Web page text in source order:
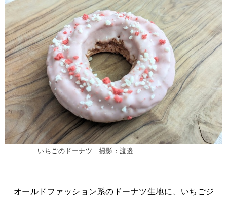
いちごのドーナツ 撮影：渡邉
オールドファッション系のドーナツ生地に、いちごジ